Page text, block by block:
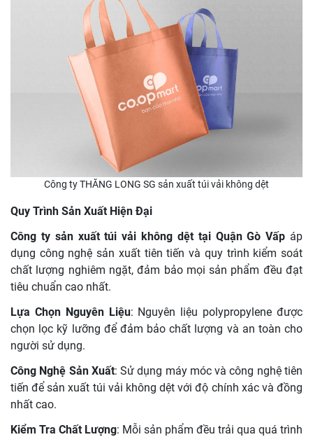
Công ty THĂNG LONG SG sản xuất túi vải không dệt
Quy Trình Sản Xuất Hiện Đại
Công ty sản xuất túi vải không dệt tại Quận Gò Vấp áp
dụng công nghệ sản xuất tiên tiến và quy trình kiểm soát
chất lượng nghiêm ngặt, đảm bảo mọi sản phẩm đều đạt
tiêu chuẩn cao nhất.
Lựa Chọn Nguyên Liệu: Nguyên liệu polypropylene được
chọn lọc kỹ lưỡng để đảm bảo chất lượng và an toàn cho
người sử dụng.
Công Nghệ Sản Xuất: Sử dụng máy móc và công nghệ tiên
tiến để sản xuất túi vải không dệt với độ chính xác và đồng
nhất cao.
Kiểm Tra Chất Lượng: Mỗi sản phẩm đều trải qua quá trình